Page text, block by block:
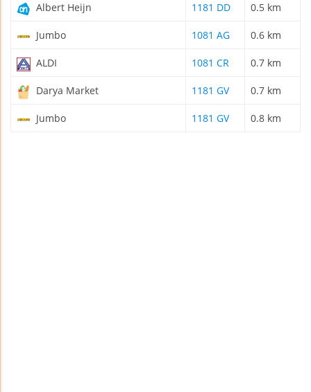
Albert Heijn 1181 DD 0.5 km
Jumbo 1081 AG 0.6 km
ALDI 1081 CR 0.7 km
Darya Market 1181 GV 0.7 km
Jumbo 1181 GV 0.8 km